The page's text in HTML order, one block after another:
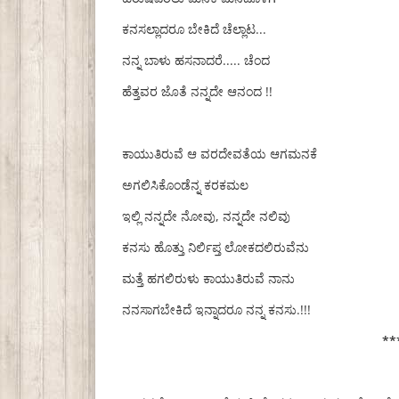
ಕನಸಲ್ಲಾದರೂ ಬೇಕಿದೆ ಚೆಲ್ಲಾಟ...
ನನ್ನ ಬಾಳು ಹಸನಾದರೆ..... ಚೆಂದ
ಹೆತ್ತವರ ಜೊತೆ ನನ್ನದೇ ಆನಂದ !!
ಕಾಯುತಿರುವೆ ಆ ವರದೇವತೆಯ ಆಗಮನಕೆ
ಅಗಲಿಸಿಕೊಂಡೆನ್ನ ಕರಕಮಲ
ಇಲ್ಲಿ ನನ್ನದೇ ನೋವು, ನನ್ನದೇ ನಲಿವು
ಕನಸು ಹೊತ್ತು ನಿರ್ಲಿಪ್ತ ಲೋಕದಲಿರುವೆನು
ಮತ್ತೆ ಹಗಲಿರುಳು ಕಾಯುತಿರುವೆ ನಾನು
ನನಸಾಗಬೇಕಿದೆ ಇನ್ನಾದರೂ ನನ್ನ ಕನಸು.!!!